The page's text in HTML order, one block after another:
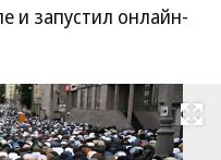
и запустил онлайн-
Развернуть